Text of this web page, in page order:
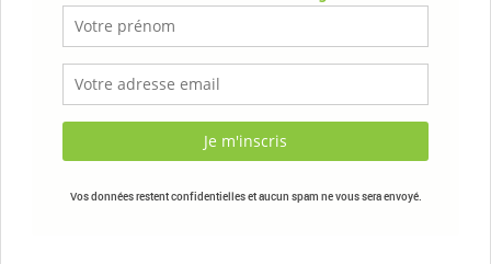
Vos données restent confidentielles et aucun spam ne vous sera envoyé.